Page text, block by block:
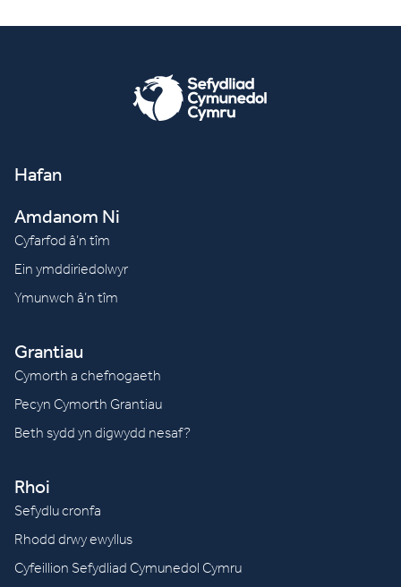
Hafan
Amdanom Ni
Cyfarfod â’n tîm
Ein ymddiriedolwyr
Ymunwch â’n tîm
Grantiau
Cymorth a chefnogaeth
Pecyn Cymorth Grantiau
Beth sydd yn digwydd nesaf?
Rhoi
Sefydlu cronfa
Rhodd drwy ewyllus
Cyfeillion Sefydliad Cymunedol Cymru